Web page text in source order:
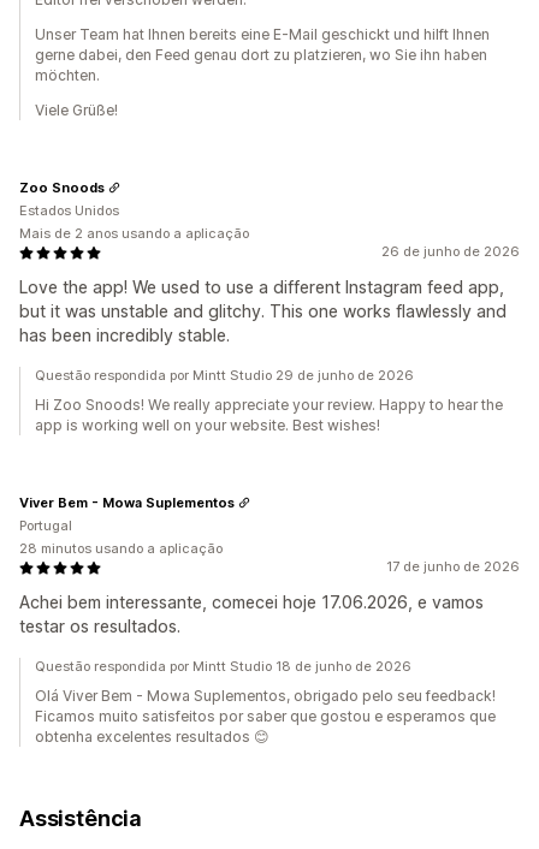
Unser Team hat Ihnen bereits eine E-Mail geschickt und hilft Ihnen
gerne dabei, den Feed genau dort zu platzieren, wo Sie ihn haben
möchten.
Viele Grüße!
26 de junho de 2026
Love the app! We used to use a different Instagram feed app,
but it was unstable and glitchy. This one works flawlessly and
has been incredibly stable.
Zoo Snoods
Estados Unidos
Mais de 2 anos usando a aplicação
Questão respondida por Mintt Studio 29 de junho de 2026
Hi Zoo Snoods! We really appreciate your review. Happy to hear the
app is working well on your website. Best wishes!
17 de junho de 2026
Achei bem interessante, comecei hoje 17.06.2026, e vamos
testar os resultados.
Viver Bem - Mowa Suplementos
Portugal
28 minutos usando a aplicação
Questão respondida por Mintt Studio 18 de junho de 2026
Olá Viver Bem - Mowa Suplementos, obrigado pelo seu feedback!
Ficamos muito satisfeitos por saber que gostou e esperamos que
obtenha excelentes resultados 😊
Assistência